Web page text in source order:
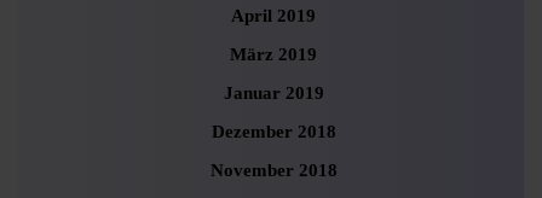
April 2019
März 2019
Januar 2019
Dezember 2018
November 2018